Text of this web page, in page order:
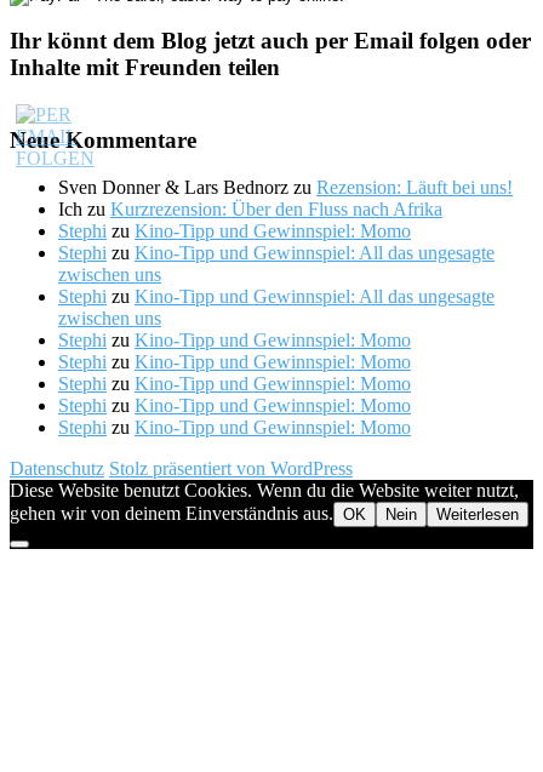
Ihr könnt dem Blog jetzt auch per Email folgen oder
Inhalte mit Freunden teilen
Neue Kommentare
Sven Donner & Lars Bednorz zu Rezension: Läuft bei uns!
Ich zu Kurzrezension: Über den Fluss nach Afrika
Stephi zu Kino-Tipp und Gewinnspiel: Momo
Stephi zu Kino-Tipp und Gewinnspiel: All das ungesagte
zwischen uns
Stephi zu Kino-Tipp und Gewinnspiel: All das ungesagte
zwischen uns
Stephi zu Kino-Tipp und Gewinnspiel: Momo
Stephi zu Kino-Tipp und Gewinnspiel: Momo
Stephi zu Kino-Tipp und Gewinnspiel: Momo
Stephi zu Kino-Tipp und Gewinnspiel: Momo
Stephi zu Kino-Tipp und Gewinnspiel: Momo
Datenschutz Stolz präsentiert von WordPress
Diese Website benutzt Cookies. Wenn du die Website weiter nutzt,
gehen wir von deinem Einverständnis aus. OK Nein Weiterlesen